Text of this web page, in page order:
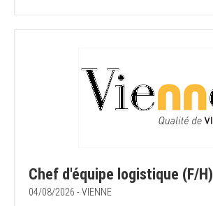
Chef d'équipe logistique (F/H)
04/08/2026 - VIENNE